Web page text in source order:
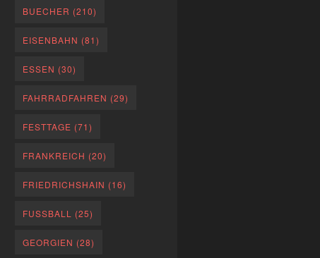
BUECHER (210)
EISENBAHN (81)
ESSEN (30)
FAHRRADFAHREN (29)
FESTTAGE (71)
FRANKREICH (20)
FRIEDRICHSHAIN (16)
FUSSBALL (25)
GEORGIEN (28)